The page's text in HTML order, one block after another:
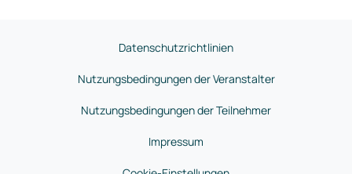
Datenschutzrichtlinien
Nutzungsbedingungen der Veranstalter
Nutzungsbedingungen der Teilnehmer
Impressum